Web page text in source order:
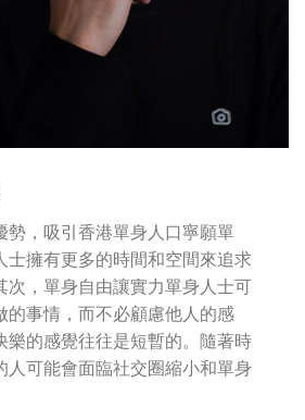
勢，吸引香港單身人口寧願單
士擁有更多的時間和空間來追求
次，單身自由讓實力單身人士可
的事情，而不必顧慮他人的感
樂的感覺往往是短暫的。隨著時
人可能會面臨社交圈縮小和單身